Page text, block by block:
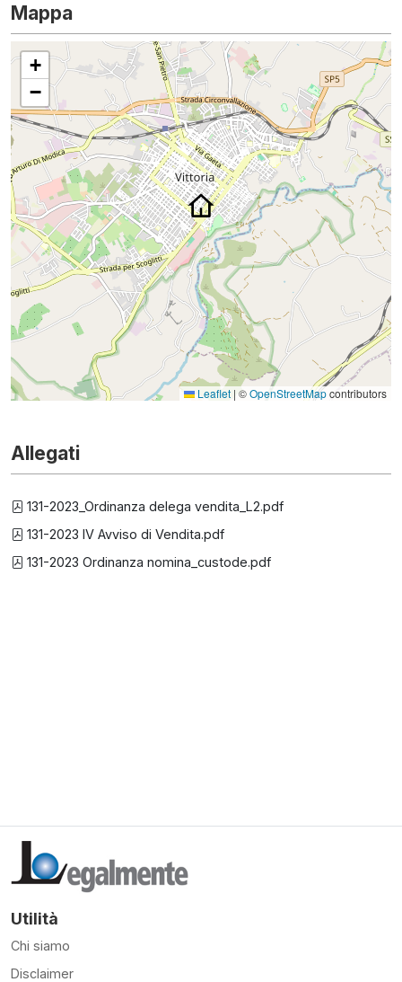
Mappa
+
−
Leaflet | ©OpenStreetMapcontributors
Allegati
131-2023_Ordinanza delega vendita_L2.pdf
131-2023 IV Avviso di Vendita.pdf
131-2023 Ordinanza nomina_custode.pdf
Utilità
Chi siamo
Disclaimer